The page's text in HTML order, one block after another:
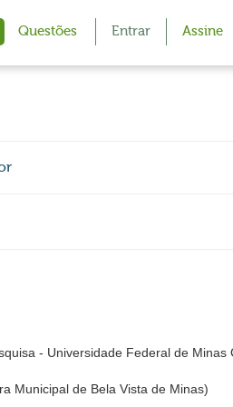
Questões Entrar Assine
- Universidade Federal de Minas
Municipal de Bela Vista de Minas)